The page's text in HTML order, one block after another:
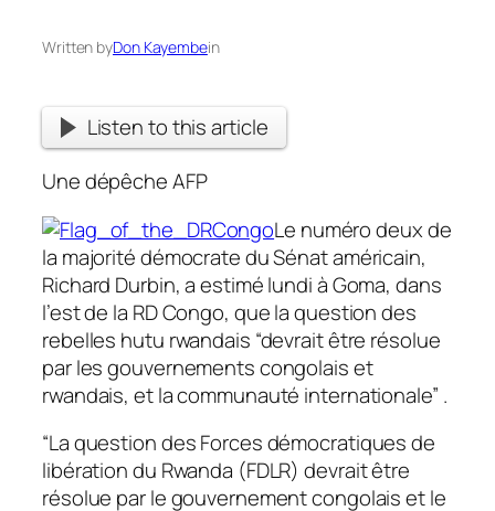
Written byDon Kayembein
Listen to this article
Une dépêche AFP
Le numéro deux de
la majorité démocrate du Sénat américain,
Richard Durbin, a estimé lundi à Goma, dans
l’est de la RD Congo, que la question des
rebelles hutu rwandais “devrait être résolue
par les gouvernements congolais et
rwandais, et la communauté internationale” .
“La question des Forces démocratiques de
libération du Rwanda (FDLR) devrait être
résolue par le gouvernement congolais et le